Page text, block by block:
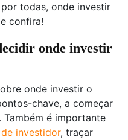
todas, onde investir
confira!
onde investir
onde investir o
chave, a começar
Também é importante
investidor, traçar